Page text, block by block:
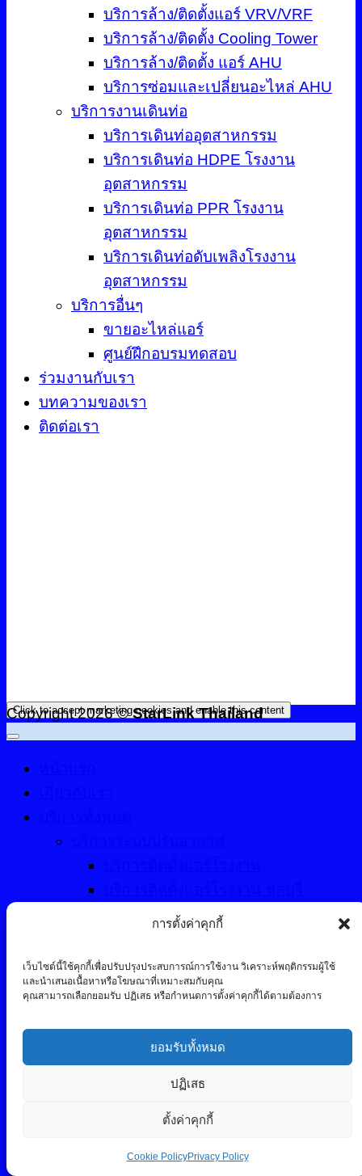
การตั้งค่าคุกกี้
เว็บไซต์นี้ใช้คุกกี้เพื่อปรับปรุงประสบการณ์การใช้งาน วิเคราะห์พฤติกรรมผู้ใช้
และนำเสนอเนื้อหาหรือโฆษณาที่เหมาะสมกับคุณ
คุณสามารถเลือกยอมรับ ปฏิเสธ หรือกำหนดการตั้งค่าคุกกี้ได้ตามต้องการ
ยอมรับทั้งหมด
ปฏิเสธ
ตั้งค่าคุกกี้
Cookie PolicyPrivacy Policy
บริการล้าง/ติดตั้งแอร์ VRV/VRF
บริการล้าง/ติดตั้ง Cooling Tower
บริการล้าง/ติดตั้ง แอร์ AHU
บริการซ่อมและเปลี่ยนอะไหล่ AHU
บริการงานเดินท่อ
บริการเดินท่ออุตสาหกรรม
บริการเดินท่อ HDPE โรงงาน
อุตสาหกรรม
บริการเดินท่อ PPR โรงงาน
อุตสาหกรรม
บริการเดินท่อดับเพลิงโรงงาน
อุตสาหกรรม
บริการอื่นๆ
ขายอะไหล่แอร์
ศูนย์ฝึกอบรมทดสอบ
ร่วมงานกับเรา
บทความของเรา
ติดต่อเรา
Click to accept marketing cookies and enable this content
Copyright 2026 ©StarLink Thailand
บริการล้างแอร์โรงงาน
บริการล้างแอร์สำนักงาน/ ออฟฟิศ
บริการล้างแอร์รายปี
บริการล้าง/ติดตั้ง Cooling Tower
บริการซ่อมและเปลี่ยนอะไหล่ AHU
บริการงานเดินท่อ
บริการเดินท่ออุตสาหกรรม
บริการเดินท่อ HDPE โรงงาน